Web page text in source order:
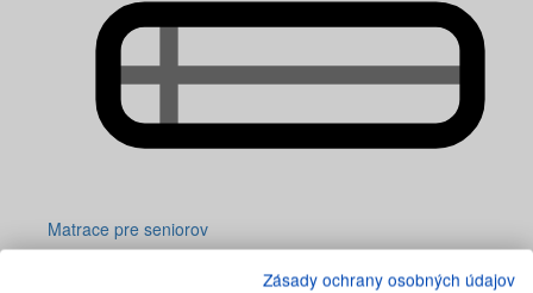
Matrace pre seniorov
Zásady ochrany osobných údajov